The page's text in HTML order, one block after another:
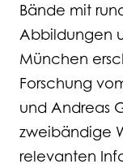
Bände mit
Abbildungen
München
Forschung
und Andreas
zweibändige
relevanten